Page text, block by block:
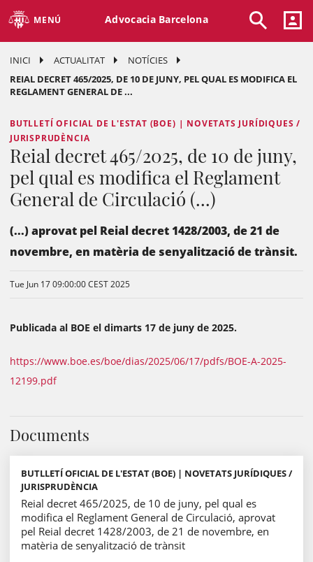
MENÚ Advocacia Barcelona
INICI ACTUALITAT
NOTÍCIES
REIAL DECRET 465/2025, DE 10 DE JUNY, PEL QUAL ES MODIFICA EL
REGLAMENT GENERAL DE ...
BUTLLETÍ OFICIAL DE L'ESTAT (BOE) | NOVETATS JURÍDIQUES /
JURISPRUDÈNCIA
Reial decret 465/2025, de 10 de juny,
pel qual es modifica el Reglament
General de Circulació (...)
(...) aprovat pel Reial decret 1428/2003, de 21 de
novembre, en matèria de senyalització de trànsit.
Tue Jun 17 09:00:00 CEST 2025
Publicada al BOE el dimarts 17 de juny de 2025.
https://www.boe.es/boe/dias/2025/06/17/pdfs/BOE-A-2025-
12199.pdf
Documents
BUTLLETÍ OFICIAL DE L'ESTAT (BOE) | NOVETATS JURÍDIQUES /
JURISPRUDÈNCIA
Reial decret 465/2025, de 10 de juny, pel qual es
modifica el Reglament General de Circulació, aprovat
pel Reial decret 1428/2003, de 21 de novembre, en
matèria de senyalització de trànsit